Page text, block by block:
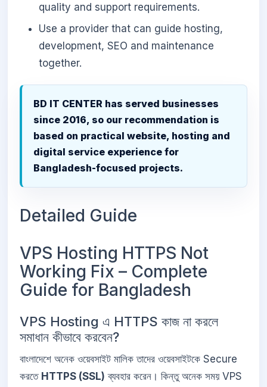
quality and support requirements.
Use a provider that can guide hosting,
development, SEO and maintenance
together.
BD IT CENTER has served businesses
since 2016, so our recommendation is
based on practical website, hosting and
digital service experience for
Bangladesh-focused projects.
Detailed Guide
VPS Hosting HTTPS Not
Working Fix – Complete
Guide for Bangladesh
VPS Hosting এ HTTPS কাজ না করলে
সমাধান কীভাবে করবেন?
বাংলাদেশে অনেক ওয়েবসাইট মালিক তাদের ওয়েবসাইটকে Secure
করতে HTTPS (SSL) ব্যবহার করেন। কিন্তু অনেক সময় VPS